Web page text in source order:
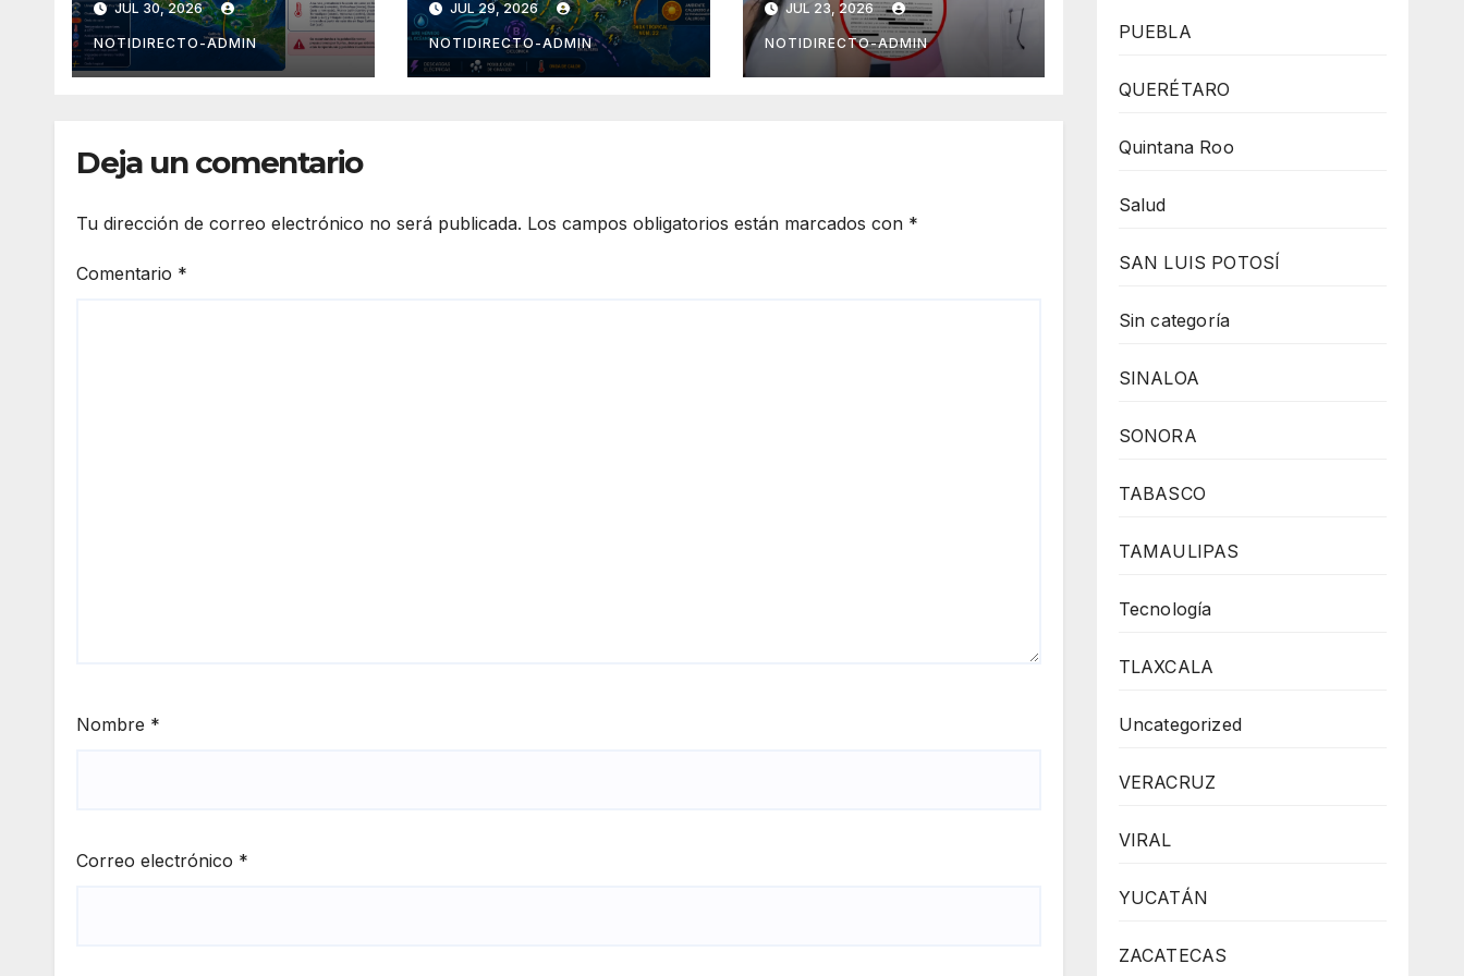
golfo de
Tehuantepec y el
sur del país
JUL 30, 2026
NOTIDIRECTO-ADMIN
avanzará sobre
México
JUL 29, 2026
NOTIDIRECTO-ADMIN
CdMx por vîolêncîa
mediática y
psicológica de
JUL 23, 2026
NOTIDIRECTO-ADMIN
Deja un comentario
Tu dirección de correo electrónico no será publicada. Los campos obligatorios están marcados con *
Comentario *
Nombre *
Correo electrónico *
PUEBLA
QUERÉTARO
Quintana Roo
Salud
SAN LUIS POTOSÍ
Sin categoría
SINALOA
SONORA
TABASCO
TAMAULIPAS
Tecnología
TLAXCALA
Uncategorized
VERACRUZ
VIRAL
YUCATÁN
ZACATECAS